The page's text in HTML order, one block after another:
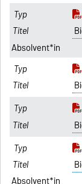
Absolvent*in